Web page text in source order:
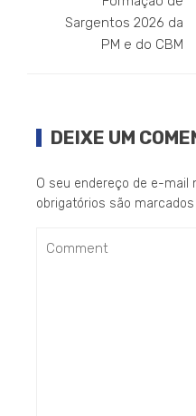
Sargentos 2026 da
PM e do CBM
DEIXE UM
O seu endereço de e-mail
obrigatórios são